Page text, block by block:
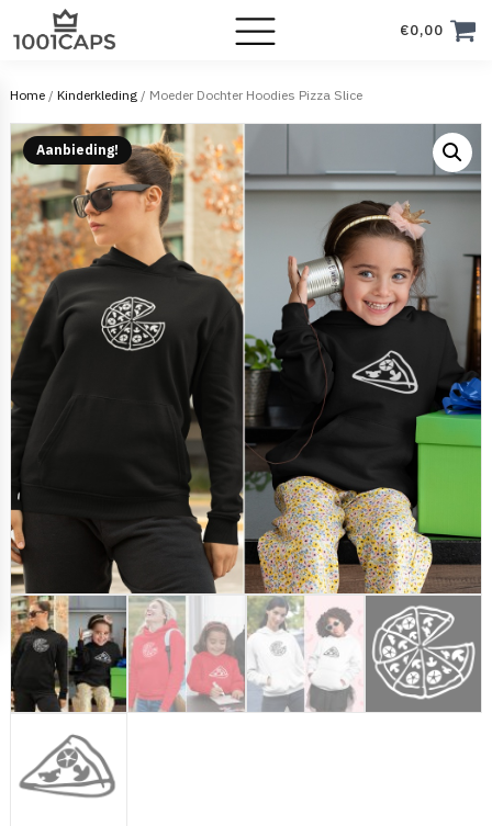
€0,00
Home/ Kinderkleding/ Moeder Dochter Hoodies Pizza Slice
Aanbieding!